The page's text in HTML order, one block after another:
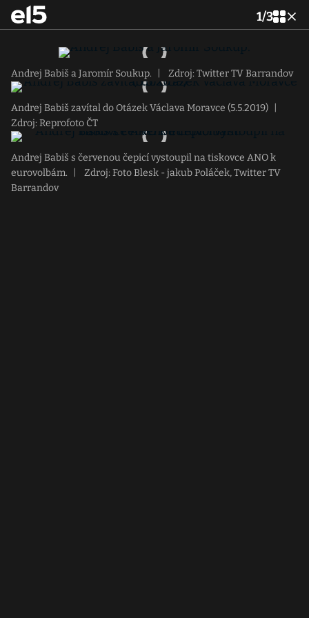
1/3
Andrej Babiš a Jaromír Soukup. Zdroj: Twitter TV Barrandov
Andrej Babiš zavítal do Otázek Václava Moravce (5.5.2019)
Zdroj: Reprofoto ČT
Andrej Babiš s červenou čepicí vystoupil na tiskovce ANO k
eurovolbám.
Zdroj: Foto Blesk - jakub Poláček, Twitter TV
Barrandov